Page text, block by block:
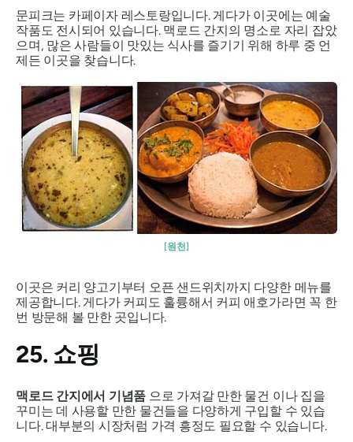
문피크는 카페이자 레스토랑입니다. 게다가 이곳에는 예술
작품도 전시되어 있습니다. 맥로드 간지의 명소로 자리 잡았
으며, 많은 사람들이 맛있는 식사를 즐기기 위해 하루 중 언
제든 이곳을 찾습니다.
[원천]
이곳은 커리 양고기부터 오픈 샌드위치까지 다양한 메뉴를
제공합니다. 게다가 커피도 훌륭해서 커피 애호가라면 꼭 한
번 방문해 볼 만한 곳입니다.
25. 쇼핑
맥로드 간지에서 기념품 으로 가져갈 만한 물건 이나 집을
꾸미는 데 사용할 만한 물건들을 다양하게 구입할 수 있습
니다. 대부분의 시장처럼 가격 흥정도 필요할 수 있습니다.